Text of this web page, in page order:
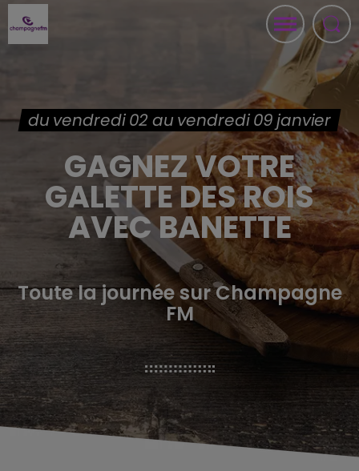
du vendredi 02 au vendredi 09 janvier
GAGNEZ VOTRE
GALETTE DES ROIS
AVEC BANETTE
Toute la journée sur Champagne
FM